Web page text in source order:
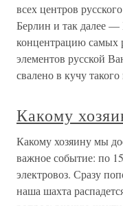
всех центров
Берлин и так далее —
концентрацию самых
элементов русской
свалено в кучу такого
Какому
Какому хозяину мы
важное событие: по
электровоз. Сразу
наша шахта